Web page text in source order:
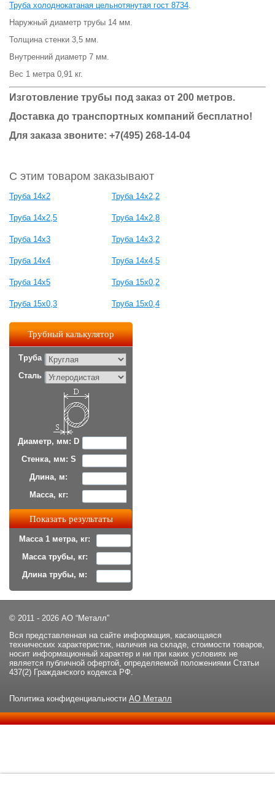
Труба холоднокатаная цельнотянутая гост 8734.
Наружный диаметр трубы 14 мм.
Толщина стенки 3,5 мм.
Внутренний диаметр 7 мм.
Вес 1 метра 0,91 кг.
Изготовление трубы под заказ от 200 метров.
Доставка до транспортных компаний бесплатно!
Для заказа звоните: +7(495) 268-14-04
С этим товаром заказывают
Труба 14х2 Труба 14х2,2
Труба 14х2,5 Труба 14х2,8
Труба 14х3 Труба 14х3,2
Труба 14х4 Труба 14х4,5
Труба 14х5 Труба 15х0,2
Труба 15х0,3 Труба 15х0,4
Трубный калькулятор
Труба
Сталь
Диаметр, мм: D
Стенка, мм: S
Длина, м:
Масса, кг:
Масса 1 метра, кг:
Масса трубы, кг:
Длина трубы, м:
© 2011 - 2026 АО “Металл”
Вся представленная на сайте информация, касающаяся
технических характеристик, наличия на складе, стоимости товаров,
носит информационный характер и ни при каких условиях не
является публичной офертой, определяемой положениями Статьи
437(2) Гражданского кодекса РФ.
Политика конфиденциальности АО Металл